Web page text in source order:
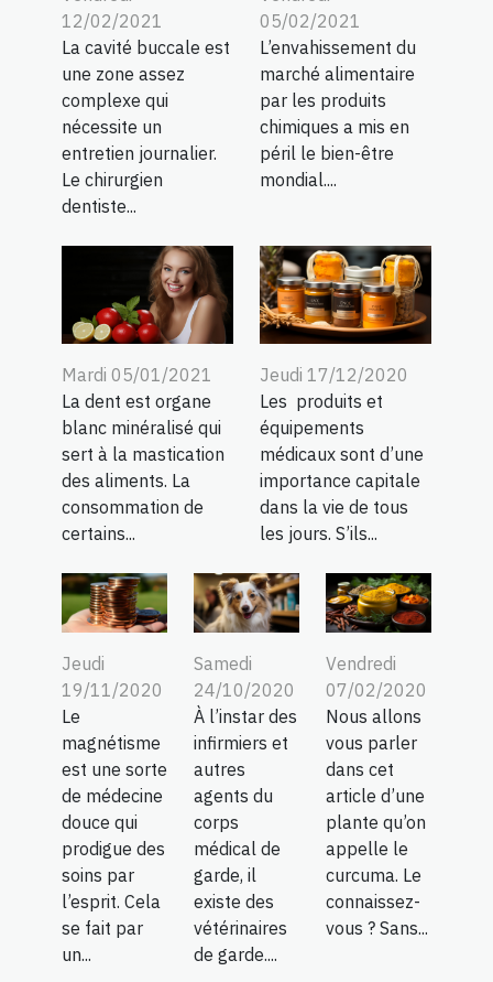
12/02/2021
La cavité buccale est
une zone assez
complexe qui
nécessite un
entretien journalier.
Le chirurgien
dentiste...
05/02/2021
L’envahissement du
marché alimentaire
par les produits
chimiques a mis en
péril le bien-être
mondial....
Mardi 05/01/2021
La dent est organe
blanc minéralisé qui
sert à la mastication
des aliments. La
consommation de
certains...
Jeudi 17/12/2020
Les produits et
équipements
médicaux sont d’une
importance capitale
dans la vie de tous
les jours. S’ils...
Jeudi
19/11/2020
Le
magnétisme
est une sorte
de médecine
douce qui
prodigue des
soins par
l’esprit. Cela
se fait par
un...
Samedi
24/10/2020
À l’instar des
infirmiers et
autres
agents du
corps
médical de
garde, il
existe des
vétérinaires
de garde....
Vendredi
07/02/2020
Nous allons
vous parler
dans cet
article d’une
plante qu’on
appelle le
curcuma. Le
connaissez-
vous ? Sans...